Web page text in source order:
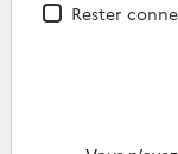
Rester